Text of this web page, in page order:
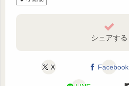
シェアする
X Facebook